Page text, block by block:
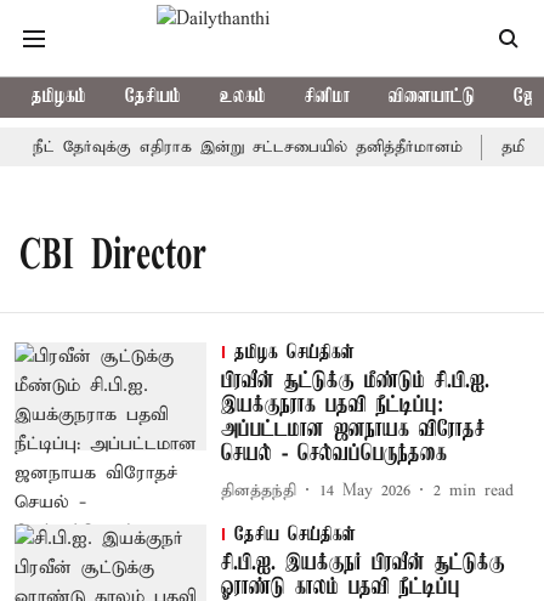
தமிழகம் தேசியம் உலகம் சினிமா விளையாட்டு
நீட் தேர்வுக்கு எதிராக இன்று சட்டசபையில் தனித்தீர்மானம்
CBI Director
தமிழக செய்திகள்
பிரவீன் சூட்டுக்கு மீண்டும் சி.பி.ஐ.
இயக்குநராக பதவி நீட்டிப்பு:
அப்பட்டமான ஜனநாயக விரோதச்
செயல் - செல்வப்பெருந்தகை
தினத்தந்தி 14 May 2026 2 min read
தேசிய செய்திகள்
சி.பி.ஐ. இயக்குநர் பிரவீன் சூட்டுக்கு
ஓராண்டு காலம் பதவி நீட்டிப்பு